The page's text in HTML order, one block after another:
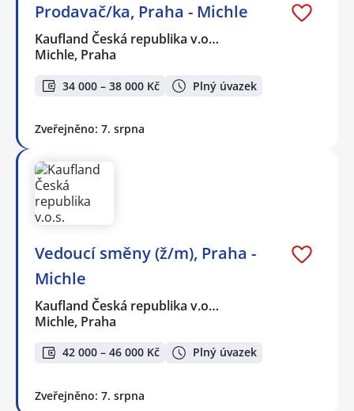
Prodavač/ka, Praha - Michle
Kaufland Česká republika v.o…
Michle, Praha
34 000 – 38 000 Kč Plný úvazek
Zveřejněno: 7. srpna
Vedoucí směny (ž/m), Praha -
Michle
Kaufland Česká republika v.o…
Michle, Praha
42 000 – 46 000 Kč Plný úvazek
Zveřejněno: 7. srpna